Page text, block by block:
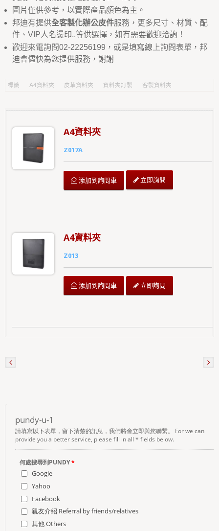
圖片僅供參考，以實際產品顏色為主。
邦迪有提供全客製化辦公皮件服務，更多尺寸、材質、配
件、VIP人名燙印..等供選擇，如有需要歡迎洽詢！
歡迎來電詢問02-22256199，或是填寫線上詢問表單，邦
迪會儘快為您提供服務，謝謝
標籤 A4資料夾 皮革資料夾 資料夾訂製 客製資料夾
A4資料夾
Z017A
添加到詢問車 立即詢問
A4資料夾
Z013
添加到詢問車 立即詢問